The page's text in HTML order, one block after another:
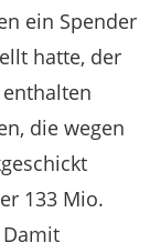
ein Spender
hatte, der
die wegen
133 Mio.